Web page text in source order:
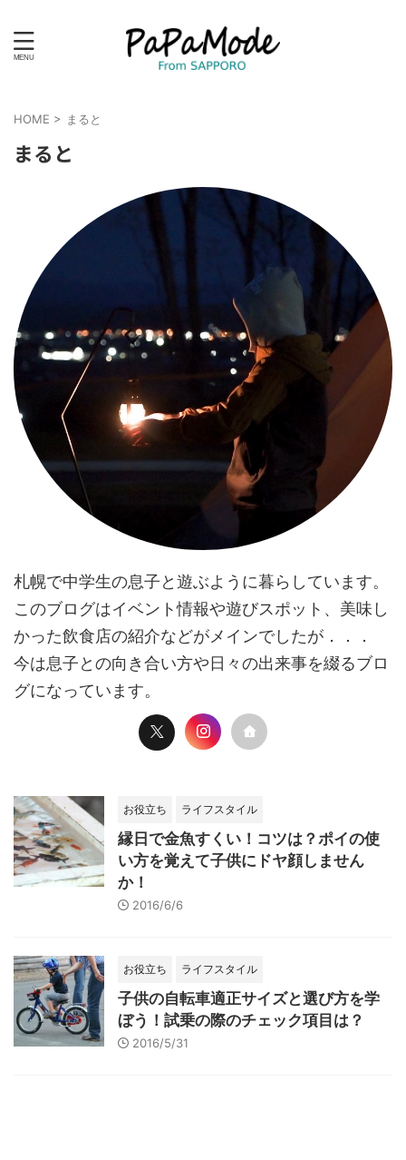
HOME > まると
まると
札幌で中学生の息子と遊ぶように暮らしています。
このブログはイベント情報や遊びスポット、美味し
かった飲食店の紹介などがメインでしたが．．．
今は息子との向き合い方や日々の出来事を綴るブロ
グになっています。
お役立ち ライフスタイル
縁日で金魚すくい！コツは？ポイの使
い方を覚えて子供にドヤ顔しません
か！
2016/6/6
お役立ち ライフスタイル
子供の自転車適正サイズと選び方を学
ぼう！試乗の際のチェック項目は？
2016/5/31